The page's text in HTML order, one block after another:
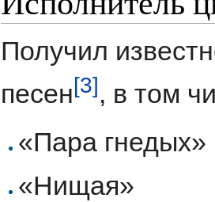
Получил
песен[3], в том
«Пара гнедых»
«Нищая»